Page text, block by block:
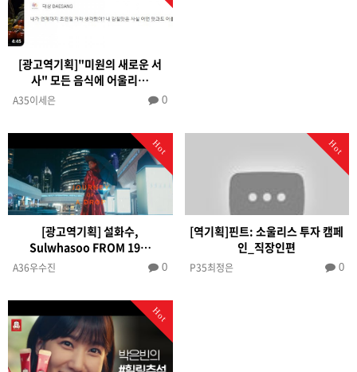
[광고역기획]"미원의 새로운 서
사" 모든 음식에 어울리…
A35이세은 0
Hot
[광고역기획] 설화수,
Sulwhasoo FROM 19…
A36우수진 0
Hot
[역기획]핀트: 소울리스 투자 캠페
인_직장인편
P35최정은 0
Hot